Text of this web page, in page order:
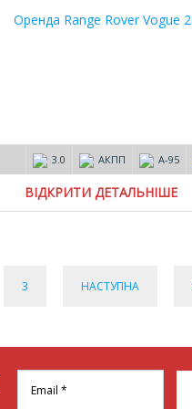
3.0 АКПП А-95
ВІДКРИТИ ДЕТАЛЬНІШЕ
3 НАСТУПНА